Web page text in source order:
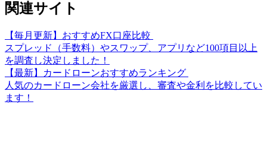
関連サイト
【毎月更新】おすすめFX口座比較
スプレッド（手数料）やスワップ、アプリなど100項目以上
を調査し決定しました！
【最新】カードローンおすすめランキング
人気のカードローン会社を厳選し、審査や金利を比較してい
ます！